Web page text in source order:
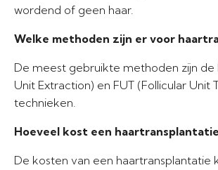
wordend of geen haar.
Welke methoden zijn er voor
De meest gebruikte methoden zijn de
Unit Extraction) en FUT (Follicular Unit
technieken.
Hoeveel kost een
De kosten van een haartransplantatie